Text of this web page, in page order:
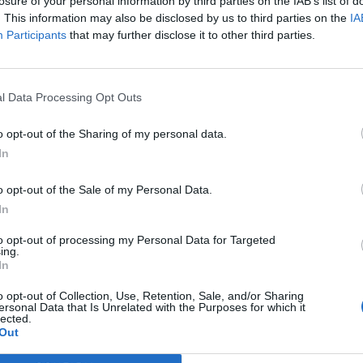
This information may also be disclosed by us to third parties on the
Participants that may further disclose it to other third parties.
Data Processing Opt Outs
opt-out of the Sharing of my personal data.
opt-out of the Sale of my Personal Data.
opt-out of processing my Personal Data for Targeted
opt-out of Collection, Use, Retention, Sale, and/or Sharing
Data that Is Unrelated with the Purposes for which it
podem inscrever-se até quinta-feira
uma semana antes das eleições
se num local de voto à sua escolha num
dos Açores e da Madeira, através de
ou por correio enviado para a
Interna.
em mobilidade mas não consiga exercer esse
votar no dia das eleições legislativas, 10 de
qual se encontra recenseado.
n.º 3/218, por ocasião da eleição de
em 2019, a modalidade de voto
285.848 nas eleições legislativas de 2022.
mobilidade 13.455 eleitores, número que
mesmo ano, e para 197.903 nas presidenciais